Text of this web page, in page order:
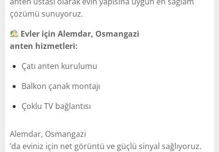
çözümü sunuyoruz.
Evler için Alemdar, Osmangazi
anten hizmetleri:
Çatı anten kurulumu
Balkon çanak montajı
Çoklu TV bağlantısı
Alemdar, Osmangazi
’da eviniz için net görüntü ve güçlü sinyal sağlıyoruz.